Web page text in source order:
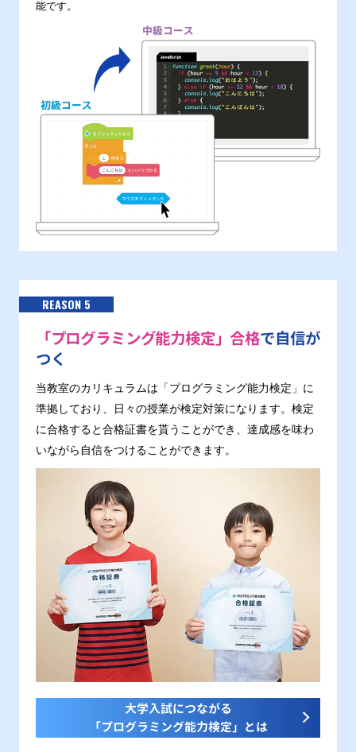
能です。
REASON 5
「プログラミング能力検定」合格で自信が
つく
当教室のカリキュラムは「プログラミング能力検定」に
準拠しており、日々の授業が検定対策になります。検定
に合格すると合格証書を貰うことができ、達成感を味わ
いながら自信をつけることができます。
大学入試につながる
「プログラミング能力検定」とは